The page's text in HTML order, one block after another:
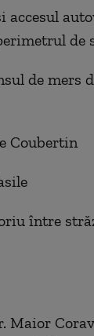
accesul
de
de mers
Coubertin
între
Maior